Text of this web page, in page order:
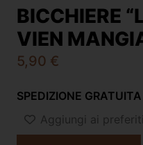
BICCHIERE
VIEN
5,90 €
SPEDIZIONE
Aggiungi ai preferiti